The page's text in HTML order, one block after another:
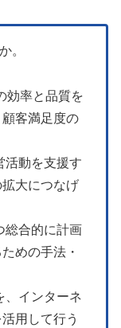
率と品質を
客満足度の
動を支援す
大につなげ
合的に計画
めの手法・
インターネ
用して行う